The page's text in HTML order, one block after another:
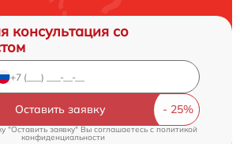
консультация со
Оставить заявку
"Оставить заявку" Вы соглашаетесь c политикой
конфиденциальности